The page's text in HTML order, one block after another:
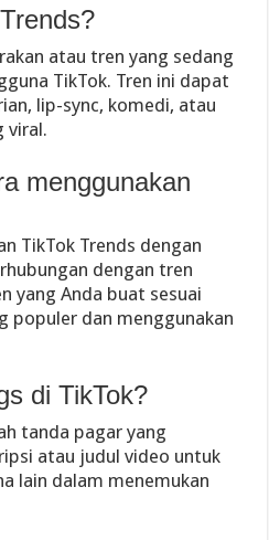
atau tren yang sedang
TikTok. Tren ini dapat
lip-sync, komedi, atau
viral.
menggunakan
TikTok Trends dengan
dengan tren
yang Anda buat sesuai
populer dan menggunakan
di TikTok?
tanda pagar yang
atau judul video untuk
lain dalam menemukan